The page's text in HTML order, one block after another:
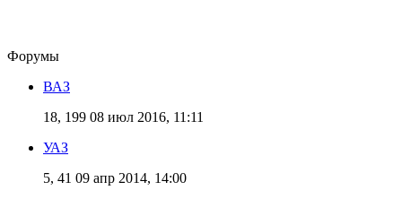
Форумы
ВАЗ
18, 199 08 июл 2016, 11:11
УАЗ
5, 41 09 апр 2014, 14:00